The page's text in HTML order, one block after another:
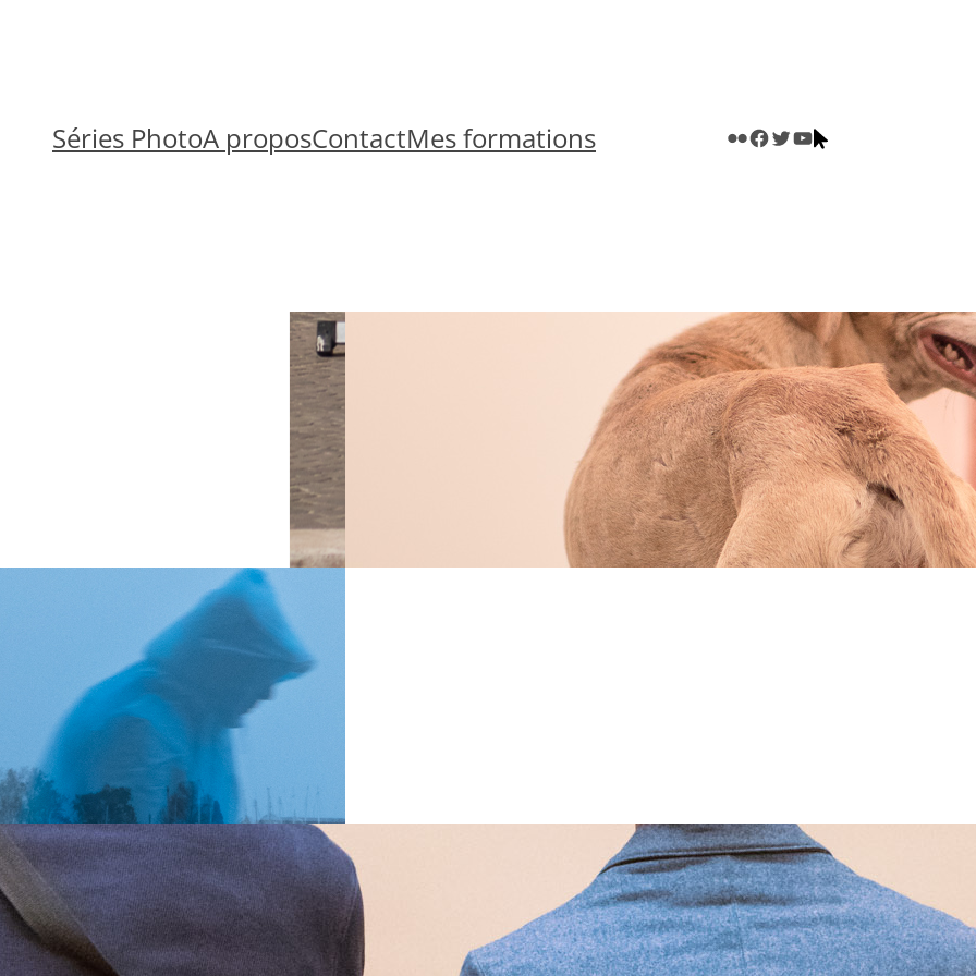
Séries PhotoA proposContactMes formations Mon compte Flickr personnel
La page Facebook Apprendre.Photo
Le compte Twitter Apprendre.Photo
La chaînte Youtube Apprendre.Photo